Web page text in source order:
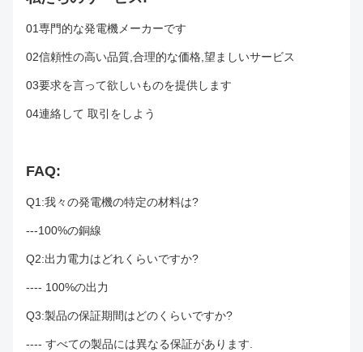
01専門的な発電機メーカーです
02信頼性の高い品質,合理的な価格,望ましいサービス
03要求を言って欲しいものを提供します
04連絡して 取引をしよう
FAQ:
Q1:我々の発電機の特定の材料は?
---100%の銅線
Q2:出力電力はどれくらいですか?
---- 100%の出力
Q3:製品の保証期間はどのくらいですか?
---- すべての製品には異なる保証があります.